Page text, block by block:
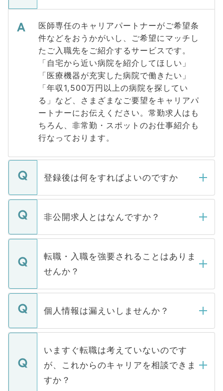
医師専任のキャリアパートナーがご希望条
件などをおうかがいし、ご希望にマッチし
たご入職先をご紹介するサービスです。
「自宅から近い病院を紹介してほしい」
「医療機器が充実した病院で働きたい」
「年収1,500万円以上の病院を探してい
る」など、さまざまなご要望をキャリアパ
ートナーにお伝えください。常勤求人はも
ちろん、非常勤・スポットのお仕事紹介も
行なっております。
登録後は何をすればよいのですか
ご登録いただきましたら、弊社担当者がご
登録内容を確認し、その後メールもしくは
ます。通常、5営業日以内にはご連絡をせて
いただきますので、しばらくお待ちくださ
非公開求人とはなんですか？
マイナビDOCTORで取り扱っている求人の
うち約3割は、Webサイトからご覧いただ
けない「非公開求人」です。非公開求人は
下記の理由によって、一般には公開してい
ません。
■応募殺到を避けるため 人気のある医療機
関を公にしてしまうと、応募が殺到する場
に、医療機関が求める条件に合った人材の
みを人材紹介会社に依頼するケースが増え
ています。
転職・入職を強要されることはありま
せんか？
転職・入職を強要することは一切ありませ
ん。また、仮に応募先から内定をいただい
定を承諾する必要はありません。内定先へ
の辞退の連絡はキャリアパートナーが行い
個人情報は漏えいしませんか？
個人情報が漏えいすることはありませんの
で、ご安心ください。当サイトからの登録
などで収集したご登録者様の個人情報は、
ご本人のキャリアアップおよび転職活動の
支援を目的に使用いたします。お預かりし
いますぐ転職は考えていないのです
が、これからのキャリアを相談できま
すか？